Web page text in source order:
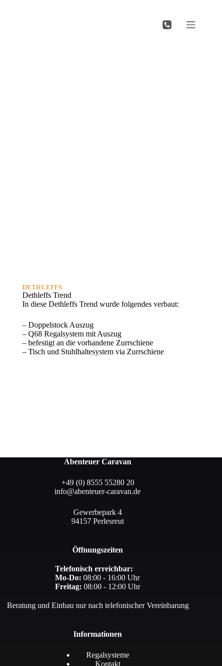
DETHLEFFS
Dethleffs Trend
In diese Dethleffs Trend wurde folgendes verbaut:
– Doppelstock Auszug
– Q68 Regalsystem mit Auszug
– befestigt an die vorhandene Zurrschiene
– Tisch und Stuhlhaltesystem via Zurrschiene
Abenteuer Caravan
+49 (0) 8555 55280 20
info@abenteuer-caravan.de
Gewerbepark 4
94157 Perlesreut
Öffnungszeiten
Telefonisch erreichbar:
Mo-Do: 08:00 - 16:00 Uhr
Freitag:08:00 - 12:00 Uhr
Beratung und Einbau nur nach telefonischer Vereinbarung
Informationen
Regalsysteme
Kontakt